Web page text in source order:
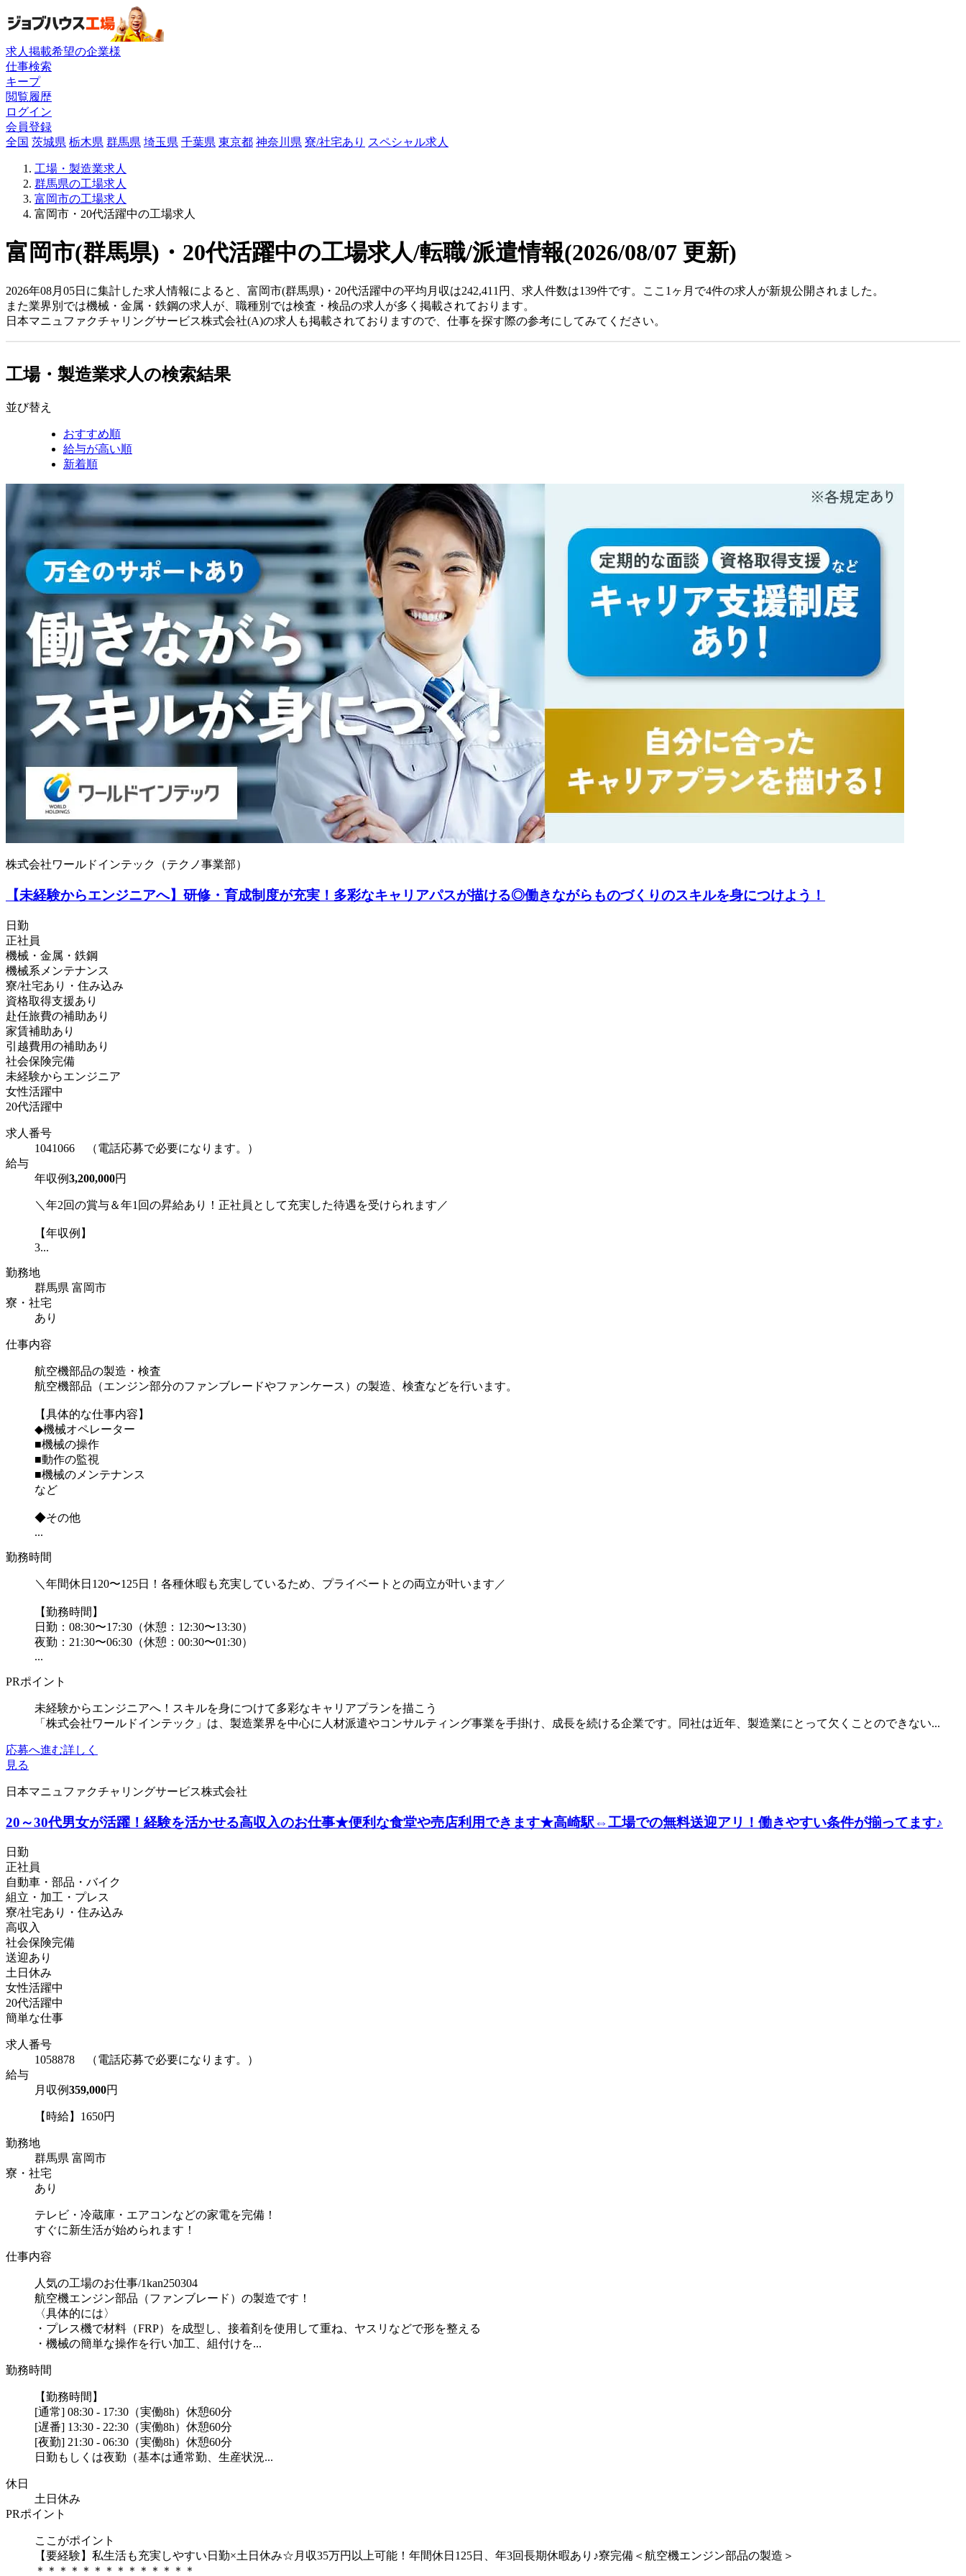
求人掲載希望の企業様
仕事検索
キープ
閲覧履歴
ログイン
会員登録
全国 茨城県 栃木県 群馬県 埼玉県 千葉県 東京都 神奈川県 寮/社宅あり スペシャル求人
工場・製造業求人
群馬県の工場求人
富岡市の工場求人
富岡市・20代活躍中の工場求人
富岡市(群馬県)・20代活躍中の工場求人/転職/派遣情報(2026/08/07 更新)
2026年08月05日に集計した求人情報によると、富岡市(群馬県)・20代活躍中の平均月収は242,411円、求人件数は139件です。ここ1ヶ月で4件の求人が新規公開されました。
また業界別では機械・金属・鉄鋼の求人が、職種別では検査・検品の求人が多く掲載されております。
日本マニュファクチャリングサービス株式会社(A)の求人も掲載されておりますので、仕事を探す際の参考にしてみてください。
工場・製造業求人の検索結果
並び替え
おすすめ順
給与が高い順
新着順
株式会社ワールドインテック（テクノ事業部）
【未経験からエンジニアへ】研修・育成制度が充実！多彩なキャリアパスが描ける◎働きながらものづくりのスキルを身につけよう！
日勤
正社員
機械・金属・鉄鋼
機械系メンテナンス
寮/社宅あり・住み込み
資格取得支援あり
赴任旅費の補助あり
家賃補助あり
引越費用の補助あり
社会保険完備
未経験からエンジニア
女性活躍中
20代活躍中
求人番号
1041066 （電話応募で必要になります。）
給与
年収例3,200,000円
＼年2回の賞与＆年1回の昇給あり！正社員として充実した待遇を受けられます／
【年収例】
3...
勤務地
群馬県 富岡市
寮・社宅
あり
仕事内容
航空機部品の製造・検査
航空機部品（エンジン部分のファンブレードやファンケース）の製造、検査などを行います。
【具体的な仕事内容】
◆機械オペレーター
■機械の操作
■動作の監視
■機械のメンテナンス
など
◆その他
...
勤務時間
＼年間休日120〜125日！各種休暇も充実しているため、プライベートとの両立が叶います／
【勤務時間】
日勤：08:30〜17:30（休憩：12:30〜13:30）
夜勤：21:30〜06:30（休憩：00:30〜01:30）
...
PRポイント
未経験からエンジニアへ！スキルを身につけて多彩なキャリアプランを描こう
「株式会社ワールドインテック」は、製造業界を中心に人材派遣やコンサルティング事業を手掛け、成長を続ける企業です。同社は近年、製造業にとって欠くことのできない...
応募へ進む詳しく
見る
日本マニュファクチャリングサービス株式会社
20～30代男女が活躍！経験を活かせる高収入のお仕事★便利な食堂や売店利用できます★高崎駅⇔工場での無料送迎アリ！働きやすい条件が揃ってます♪
日勤
正社員
自動車・部品・バイク
組立・加工・プレス
寮/社宅あり・住み込み
高収入
社会保険完備
送迎あり
土日休み
女性活躍中
20代活躍中
簡単な仕事
求人番号
1058878 （電話応募で必要になります。）
給与
月収例359,000円
【時給】1650円
勤務地
群馬県 富岡市
寮・社宅
あり
テレビ・冷蔵庫・エアコンなどの家電を完備！
すぐに新生活が始められます！
仕事内容
人気の工場のお仕事/1kan250304
航空機エンジン部品（ファンブレード）の製造です！
〈具体的には〉
・プレス機で材料（FRP）を成型し、接着剤を使用して重ね、ヤスリなどで形を整える
・機械の簡単な操作を行い加工、組付けを...
勤務時間
【勤務時間】
[通常] 08:30 - 17:30（実働8h）休憩60分
[遅番] 13:30 - 22:30（実働8h）休憩60分
[夜勤] 21:30 - 06:30（実働8h）休憩60分
日勤もしくは夜勤（基本は通常勤、生産状況...
休日
土日休み
PRポイント
ここがポイント
【要経験】私生活も充実しやすい日勤×土日休み☆月収35万円以上可能！年間休日125日、年3回長期休暇あり♪寮完備＜航空機エンジン部品の製造＞
＊＊＊＊＊＊＊＊＊＊＊＊＊＊